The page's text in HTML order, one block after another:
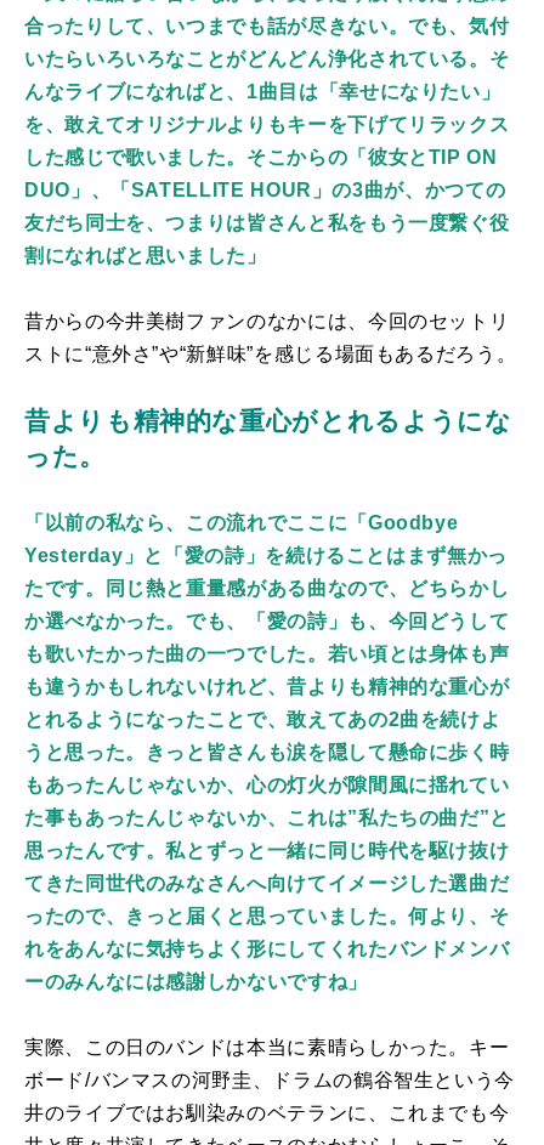
合ったりして、いつまでも話が尽きない。でも、気付
いたらいろいろなことがどんどん浄化されている。そ
んなライブになればと、1曲目は「幸せになりたい」
を、敢えてオリジナルよりもキーを下げてリラックス
した感じで歌いました。そこからの「彼女とTIP ON
DUO」、「SATELLITE HOUR」の3曲が、かつての
友だち同士を、つまりは皆さんと私をもう一度繋ぐ役
割になればと思いました」
昔からの今井美樹ファンのなかには、今回のセットリ
ストに“意外さ”や“新鮮味”を感じる場面もあるだろう。
昔よりも精神的な重心がとれるようにな
った。
「以前の私なら、この流れでここに「Goodbye
Yesterday」と「愛の詩」を続けることはまず無かっ
たです。同じ熱と重量感がある曲なので、どちらかし
か選べなかった。でも、「愛の詩」も、今回どうして
も歌いたかった曲の一つでした。若い頃とは身体も声
も違うかもしれないけれど、昔よりも精神的な重心が
とれるようになったことで、敢えてあの2曲を続けよ
うと思った。きっと皆さんも涙を隠して懸命に歩く時
もあったんじゃないか、心の灯火が隙間風に揺れてい
た事もあったんじゃないか、これは”私たちの曲だ”と
思ったんです。私とずっと一緒に同じ時代を駆け抜け
てきた同世代のみなさんへ向けてイメージした選曲だ
ったので、きっと届くと思っていました。何より、そ
れをあんなに気持ちよく形にしてくれたバンドメンバ
ーのみんなには感謝しかないですね」
実際、この日のバンドは本当に素晴らしかった。キー
ボード/バンマスの河野圭、ドラムの鶴谷智生という今
井のライブではお馴染みのベテランに、これまでも今